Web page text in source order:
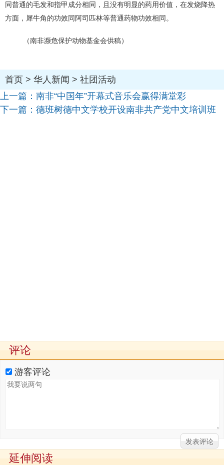
同普通的毛发和指甲成分相同，且没有明显的药用价值，在发烧降热
方面，犀牛角的功效同阿司匹林等普通药物功效相同。
（南非濒危保护动物基金会供稿）
首页 > 华人新闻 > 社团活动
上一篇： 南非“中国年”开幕式音乐会赢得满堂彩
下一篇： 德班树德中文学校开设南非共产党中文培训班
评论
游客评论
延伸阅读